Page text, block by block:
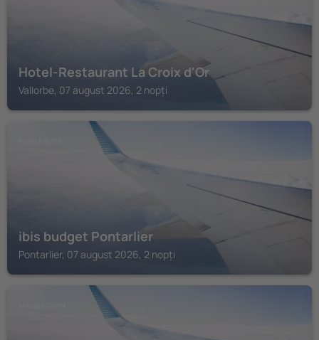
Hotel-Restaurant La Croix d'Or
Vallorbe, 07 august 2026, 2 nopți
ibis budget Pontarlier
Pontarlier, 07 august 2026, 2 nopți